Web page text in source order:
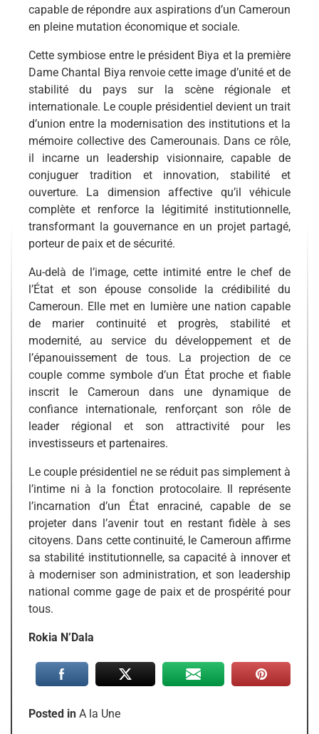
capable de répondre aux aspirations d’un Cameroun
en pleine mutation économique et sociale.
Cette symbiose entre le président Biya et la première
Dame Chantal Biya renvoie cette image d’unité et de
stabilité du pays sur la scène régionale et
internationale. Le couple présidentiel devient un trait
d’union entre la modernisation des institutions et la
mémoire collective des Camerounais. Dans ce rôle,
il incarne un leadership visionnaire, capable de
conjuguer tradition et innovation, stabilité et
ouverture. La dimension affective qu’il véhicule
complète et renforce la légitimité institutionnelle,
transformant la gouvernance en un projet partagé,
porteur de paix et de sécurité.
Au-delà de l’image, cette intimité entre le chef de
l’État et son épouse consolide la crédibilité du
Cameroun. Elle met en lumière une nation capable
de marier continuité et progrès, stabilité et
modernité, au service du développement et de
l’épanouissement de tous. La projection de ce
couple comme symbole d’un État proche et fiable
inscrit le Cameroun dans une dynamique de
confiance internationale, renforçant son rôle de
leader régional et son attractivité pour les
investisseurs et partenaires.
Le couple présidentiel ne se réduit pas simplement à
l’intime ni à la fonction protocolaire. Il représente
l’incarnation d’un État enraciné, capable de se
projeter dans l’avenir tout en restant fidèle à ses
citoyens. Dans cette continuité, le Cameroun affirme
sa stabilité institutionnelle, sa capacité à innover et
à moderniser son administration, et son leadership
national comme gage de paix et de prospérité pour
tous.
Rokia N’Dala
Posted in A la Une